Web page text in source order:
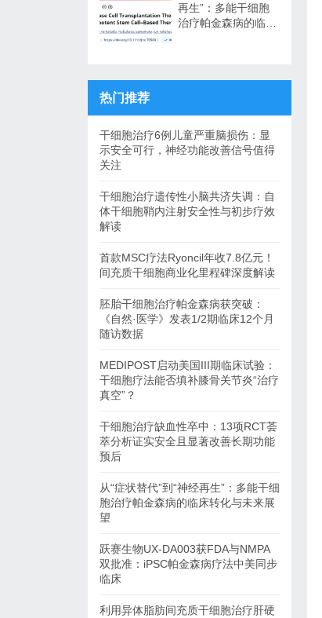
再生”：多能干细胞
治疗帕金森病的临床
热门推荐
干细胞治疗6例儿童严重脑损伤：显
示安全可行，神经功能改善信号值得
关注
干细胞治疗遗传性小脑共济失调：自
体干细胞鞘内注射安全性与初步疗效
解读
首款MSC疗法Ryoncil年收7.8亿元！
间充质干细胞商业化里程碑深度解读
胚胎干细胞治疗帕金森病获突破：
《自然·医学》发表1/2期临床12个月
随访数据
MEDIPOST启动美国III期临床试验：
干细胞疗法能否填补膝骨关节炎“治疗
真空”？
干细胞治疗缺血性卒中：13项RCT荟
萃分析证实安全且显著改善长期功能
预后
从“症状替代”到“神经再生”：多能干细
胞治疗帕金森病的临床转化与未来展
望
跃赛生物UX-DA003获FDA与NMPA
双批准：iPSC帕金森病疗法中美同步
临床
利用异体脂肪间充质干细胞治疗肝硬